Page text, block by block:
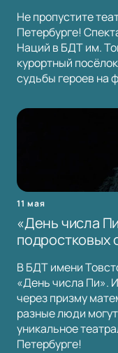
Не пропустите
Петербурге!
Наций в БДТ им.
курортный
судьбы героев на
11 мая
«День числа
подростковых
В БДТ имени
«День числа Пи».
через призму
разные люди
уникальное
Петербурге!